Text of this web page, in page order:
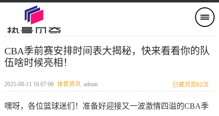
CBA季前赛安排时间表大揭秘，快来看看你的队
伍啥时候亮相！
2025-08-11 16:07:06 体育资讯 admin 已被浏览82次
嘿呀，各位篮球迷们！准备好迎接又一波激情四溢的CBA季